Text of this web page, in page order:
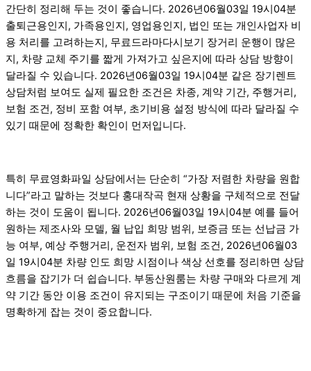
간단히 정리해 두는 것이 좋습니다. 2026년06월03일 19시04분
출퇴근용인지, 가족용인지, 영업용인지, 법인 또는 개인사업자 비
용 처리를 고려하는지, 무료드라마다시보기 장거리 운행이 많은
지, 차량 교체 주기를 짧게 가져가고 싶은지에 따라 상담 방향이
달라질 수 있습니다. 2026년06월03일 19시04분 같은 장기렌트
상담처럼 보여도 실제 필요한 조건은 차종, 계약 기간, 주행거리,
보험 조건, 정비 포함 여부, 초기비용 설정 방식에 따라 달라질 수
있기 때문에 정확한 확인이 먼저입니다.
특히 무료영화파일 상담에서는 단순히 “가장 저렴한 차량을 원합
니다”라고 말하는 것보다 홍대작곡 현재 상황을 구체적으로 전달
하는 것이 도움이 됩니다. 2026년06월03일 19시04분 예를 들어
원하는 제조사와 모델, 월 납입 희망 범위, 보증금 또는 선납금 가
능 여부, 예상 주행거리, 운전자 범위, 보험 조건, 2026년06월03
일 19시04분 차량 인도 희망 시점이나 색상 선호를 정리하면 상담
흐름을 잡기가 더 쉽습니다. 부동산원룸는 차량 구매와 다르게 계
약 기간 동안 이용 조건이 유지되는 구조이기 때문에 처음 기준을
명확하게 잡는 것이 중요합니다.